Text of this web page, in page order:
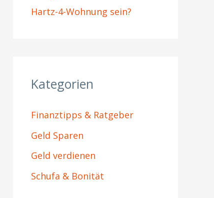
Hartz-4-Wohnung sein?
Kategorien
Finanztipps & Ratgeber
Geld Sparen
Geld verdienen
Schufa & Bonität